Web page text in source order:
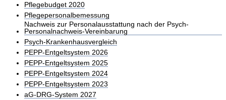
Pflegebudget 2020
Pflegepersonalbemessung
Nachweis zur Personalausstattung nach der Psych-
Personalnachweis-Vereinbarung
Psych-Krankenhausvergleich
PEPP-Entgeltsystem 2026
PEPP-Entgeltsystem 2025
PEPP-Entgeltsystem 2024
PEPP-Entgeltsystem 2023
aG-DRG-System 2027